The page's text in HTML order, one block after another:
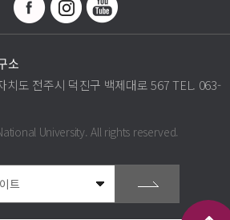
소
치도 전주시 덕진구 백제대로 567 TEL. 063-
University.All rights reserved.